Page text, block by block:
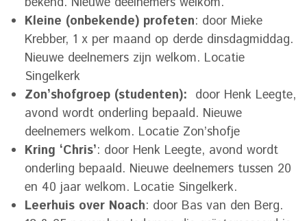
Kleine (onbekende) profeten: door Mieke
Krebber, 1 x per maand op derde dinsdagmiddag.
Nieuwe deelnemers zijn welkom. Locatie
Singelkerk
Zon’shofgroep (studenten): door Henk Leegte,
avond wordt onderling bepaald. Nieuwe
deelnemers welkom. Locatie Zon’shofje
Kring ‘Chris’: door Henk Leegte, avond wordt
onderling bepaald. Nieuwe deelnemers tussen 20
en 40 jaar welkom. Locatie Singelkerk.
Leerhuis over Noach: door Bas van den Berg.